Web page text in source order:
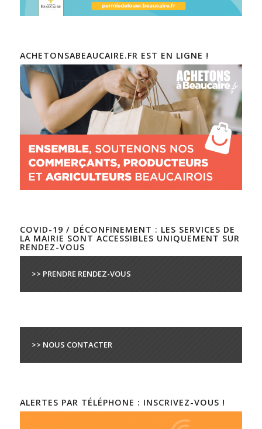
ACHETONSABEAUCAIRE.FR EST EN LIGNE !
COVID-19 / DÉCONFINEMENT : LES SERVICES DE
LA MAIRIE SONT ACCESSIBLES UNIQUEMENT SUR
RENDEZ-VOUS
>> PRENDRE RENDEZ-VOUS
>> NOUS CONTACTER
ALERTES PAR TÉLÉPHONE : INSCRIVEZ-VOUS !